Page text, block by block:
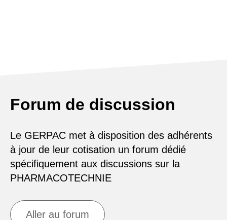
Forum de discussion
Le GERPAC met à disposition des adhérents
à jour de leur cotisation un forum dédié
spécifiquement aux discussions sur la
PHARMACOTECHNIE
Aller au forum